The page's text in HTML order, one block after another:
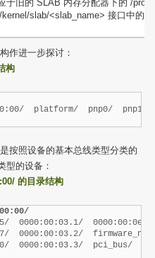
于旧的 SLAB 内存分配器下的 /
slab/<slab_name> 接口中的
作进一步探讨：
构
platform/  pnp0/
按照设备的基本总线类型分类的
型的设备：
的目录结构
0000:00:03.1/
0000:00:03.2/
0000:00:03.3/  pci_bus/